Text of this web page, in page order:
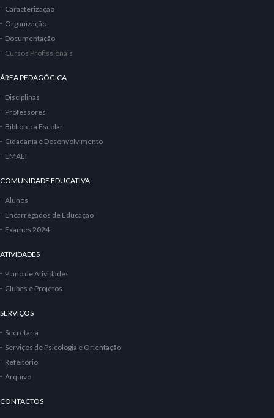
Caracterização
Organização
Documentação
Cursos Profissionais
ÁREA PEDAGÓGICA
Disciplinas
Professores
Biblioteca Escolar
Cidadania e Desenvolvimento
EMAEI
COMUNIDADE EDUCATIVA
Alunos
Encarregados de Educação
Exames 2024
ATIVIDADES
Plano de Atividades
Clubes e Projetos
SERVIÇOS
Secretaria
Serviços de Psicologia e Orientação
Refeitório
Arquivo
CONTACTOS